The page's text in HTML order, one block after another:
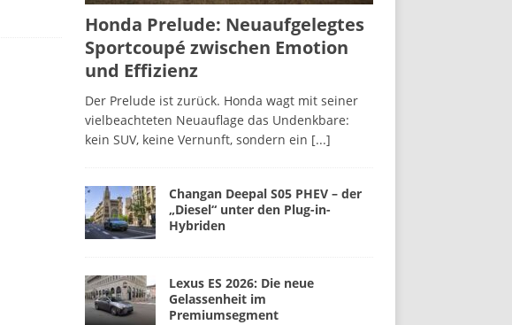
Honda Prelude: Neuaufgelegtes
Sportcoupé zwischen Emotion
und Effizienz
Der Prelude ist zurück. Honda wagt mit seiner
vielbeachteten Neuauflage das Undenkbare:
kein SUV, keine Vernunft, sondern ein [...]
Changan Deepal S05 PHEV – der
„Diesel“ unter den Plug-in-
Hybriden
Lexus ES 2026: Die neue
Gelassenheit im
Premiumsegment